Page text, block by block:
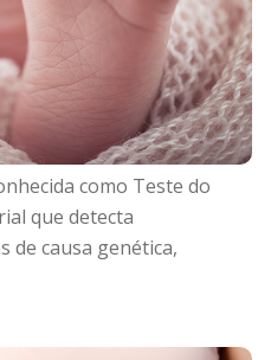
como Teste do
que detecta
de causa genética,